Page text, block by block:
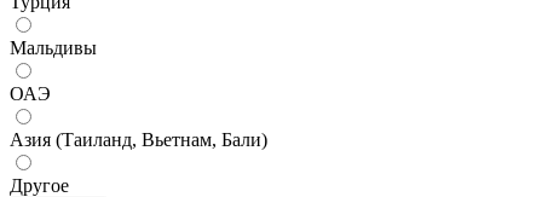
Мальдивы
ОАЭ
Азия (Таиланд, Вьетнам, Бали)
Другое